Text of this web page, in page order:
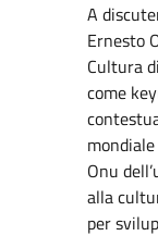
A
Ernesto
Cultura
come
Onu
alla
per